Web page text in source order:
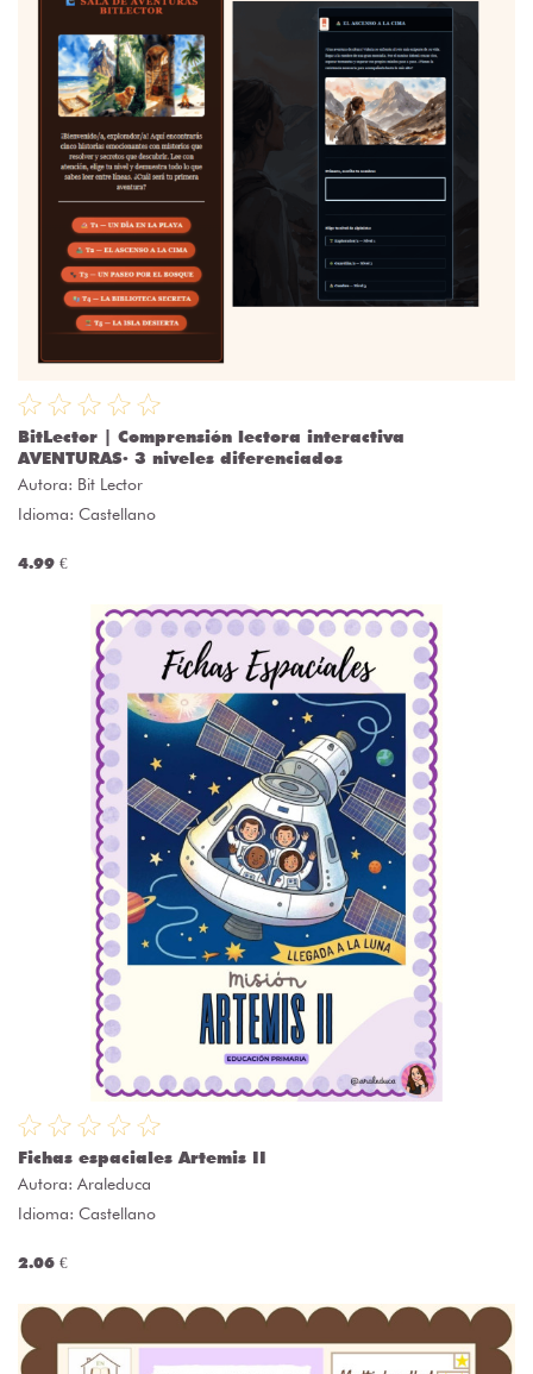
BitLector | Comprensión lectora interactiva
AVENTURAS· 3 niveles diferenciados
Autora: Bit Lector
Idioma: Castellano
4.99 €
Fichas espaciales Artemis II
Autora: Araleduca
Idioma: Castellano
2.06 €